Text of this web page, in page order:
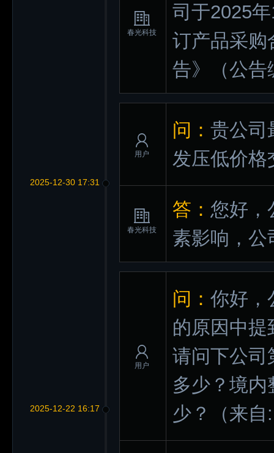
春光科技
司于2025
订产品采购
告》（公告
2025-12-30 17:31
用户
问： 贵公司
发压低价格
春光科技
答： 您好，
素影响，公
2025-12-22 16:17
用户
问： 你好，
的原因中
请问下公司
多少？境
少？
（来